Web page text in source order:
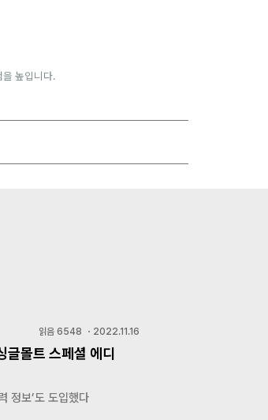
을 높입니다.
읽음 6548 ・ 2022.11.16
글몰트 스페셜 에디
정보’도 도입했다